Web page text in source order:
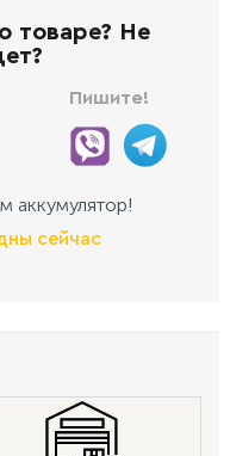
товаре? Не
Пишите!
аккумулятор!
сейчас